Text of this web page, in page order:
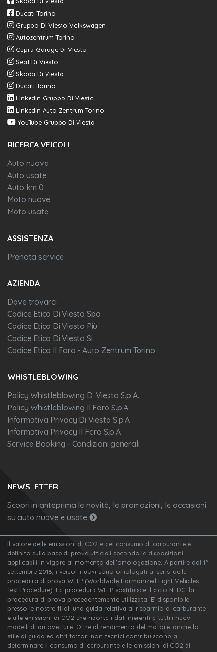
Ducati Torino
Gruppo Di Viesto Volkswagen
Autozentrum Torino
Cupra Garage Di Viesto
Seat Di Viesto
Skoda Di Viesto
Ducati Torino
Linkedin Gruppo Di Viesto
Linkedin Auto Zentrum Torino
YouTube Gruppo Di Viesto
RICERCA VEICOLI
Auto nuove
Auto usate
Auto km 0
Moto nuove
Moto usate
ASSISTENZA
Prenota service
AZIENDA
Dove trovarci
Codice Etico Di Viesto Spa
Codice Etico Di Viesto Più
Codice Etico Di Viesto Si
Codice Etico Il Faro - Auto Zentrum Torino
WHISTLEBLOWING
Policy Whistleblowing Di Viesto S.p.A.
Policy Whistleblowing Il Faro S.p.A.
Informativa Privacy Di Viesto S.p.A
Informativa Privacy Il Faro S.p.A
Service Booking - Condizioni generali
NEWSLETTER
Scopri in anteprima le novità, le promozioni, le occasioni
su auto nuove e usate
Il valore delle emissioni di CO2 e del consumo di carburante è
definito sulla base di prove ufficiali secondo le disposizioni
applicabili in vigore al momento dell'omologazione. A partire dal 1°
settembre 2018, i veicoli nuovi sono omologati ai sensi della
procedura di prova WLTP (Worldwide Harmonized Light Vehicles
Test Procedure). La procedura WLTP sostituisce il ciclo NEDC, la
procedura di prova precedentemente utilizzata. E’ disponibile
presso le nostre filiali una guida relativa al risparmio di carburante
e alle emissioni di CO2 che riporta i dati inerenti a tutti i nuovi
modelli di autovetture. Oltre al rendimento del motore, anche lo
stile di guida ed altri fattori non tecnici contribuiscono a
determinare il consumo di carburante e le emissioni di CO2 di